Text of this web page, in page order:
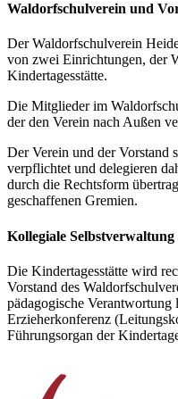
Waldorfschulverein und
Der Waldorfschulverein
von zwei Einrichtungen, der
Kindertagesstätte.
Die Mitglieder im
der den Verein nach Außen
Der Verein und der Vorstand
verpflichtet und delegieren
durch die Rechtsform
geschaffenen Gremien.
Kollegiale Selbstverwaltung
Die Kindertagesstätte wird
Vorstand des
pädagogische
Erzieherkonferenz
Führungsorgan der